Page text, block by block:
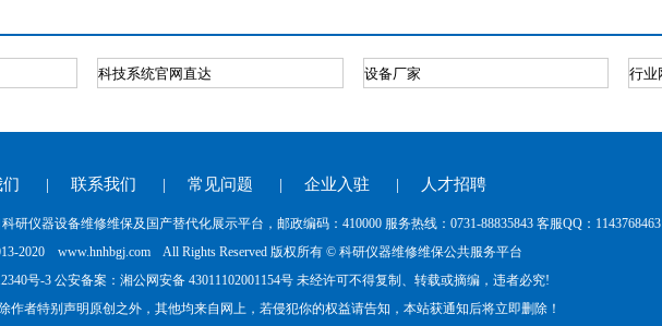
| 联系我们 | 常见问题 | 企业入驻 | 人才招聘
研仪器设备维修维保及国产替代化展示平台，邮政编码：410000 服务热线：0731-88835843 客服QQ：1143768463
2020 www.hnhbgj.com All Rights Reserved 版权所有 © 科研仪器维修维保公共服务平台
号-3 公安备案：湘公网安备 43011102001154号 未经许可不得复制、转载或摘编，违者必究!
作者特别声明原创之外，其他均来自网上，若侵犯你的权益请告知，本站获通知后将立即删除！